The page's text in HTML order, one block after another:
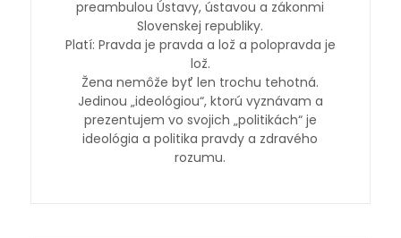
preambulou Ústavy, ústavou a zákonmi
Slovenskej republiky.
Platí: Pravda je pravda a lož a polopravda je
lož.
Žena nemôže byť len trochu tehotná.
Jedinou „ideológiou“, ktorú vyznávam a
prezentujem vo svojich „politikách“ je
ideológia a politika pravdy a zdravého
rozumu.